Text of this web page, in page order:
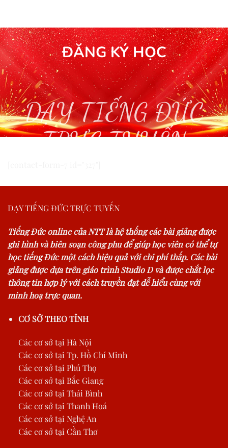
ĐĂNG KÝ HỌC
DẠY TIẾNG ĐỨC
TRỰC TUYẾN
DẠY TIẾNG ĐỨC TRỰC TUYẾN
Tiếng Đức online của NTT là hệ thống các bài giảng được
ghi hình và biên soạn công phu để giúp học viên có thể tự
học tiếng Đức một cách hiệu quả với chi phí thấp. Các bài
giảng được dựa trên giáo trình Studio D và được chắt lọc
thông tin hợp lý với cách truyền đạt dễ hiểu cùng với
minh hoạ trực quan.
CƠ SỞ THEO TỈNH
Các cơ sở tại Hà Nội
Các cơ sở tại Tp. Hồ Chí Minh
Các cơ sở tại Phú Thọ
Các cơ sở tại Bắc Giang
Các cơ sở tại Thái Bình
Các cơ sở tại Thanh Hoá
Các cơ sở tại Nghệ An
Các cơ sở tại Cần Thơ